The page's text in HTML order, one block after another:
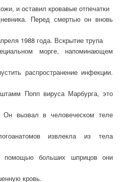
и оставил кровавые отпечатки
Перед смертью он вновь
1988 года. Вскрытие трупа
морге, напоминающем
распространение инфекции.
Попп вируса Марбурга, это
Он вызвал в человеческом теле
извлекла из тела
помощью больших шприцов они
кровь.